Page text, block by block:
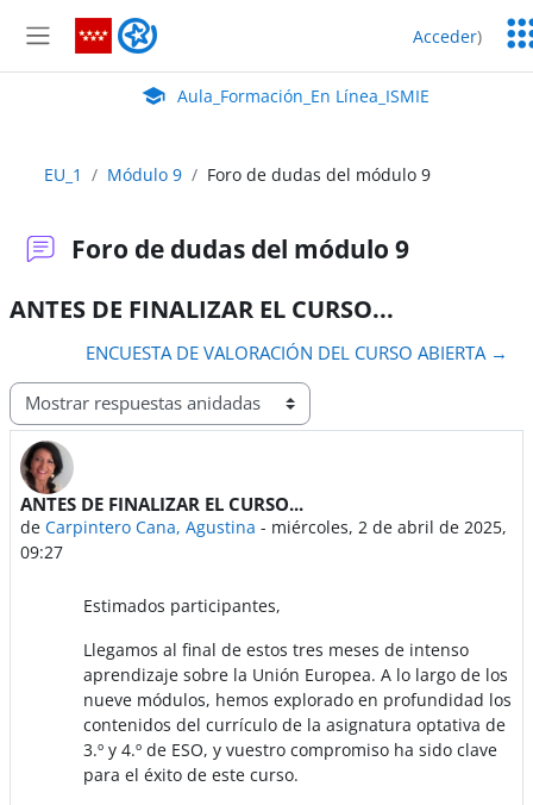
Panel lateral
Aula_Formación_En Línea_ISMIE Acceder)
Aula Virtual de EducaMadrid:
Aula_Formación_En Línea_ISMIE
EU_1 Módulo 9 Foro de dudas del módulo 9
Foro de dudas del módulo 9
ANTES DE FINALIZAR EL CURSO...
ENCUESTA DE VALORACIÓN DEL CURSO ABIERTA →
Mostrar modo
ANTES DE FINALIZAR EL CURSO...
de Carpintero Cana, Agustina - miércoles, 2 de abril de 2025,
09:27
Número de respuestas: 0
Estimados participantes,
Llegamos al final de estos tres meses de intenso
aprendizaje sobre la Unión Europea. A lo largo de los
nueve módulos, hemos explorado en profundidad los
contenidos del currículo de la asignatura optativa de
3.º y 4.º de ESO, y vuestro compromiso ha sido clave
para el éxito de este curso.